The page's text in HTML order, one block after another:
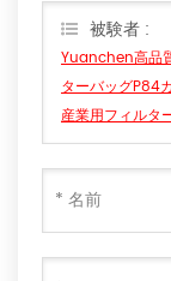
被験者 :
Yuanchen高品
ターバッグP84
産業用フィルタ